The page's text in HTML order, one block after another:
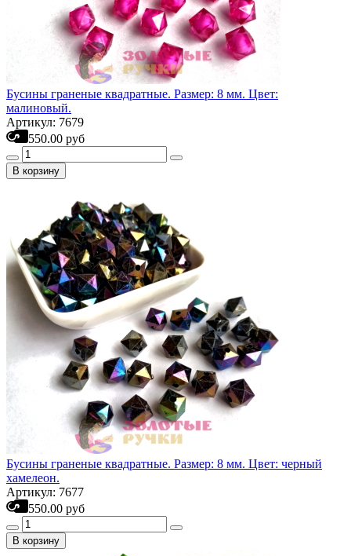
Бусины граненые квадратные. Размер: 8 мм. Цвет:
малиновый.
Артикул: 7679
550.00 руб
В корзину
Бусины граненые квадратные. Размер: 8 мм. Цвет: черный
хамелеон.
Артикул: 7677
550.00 руб
В корзину